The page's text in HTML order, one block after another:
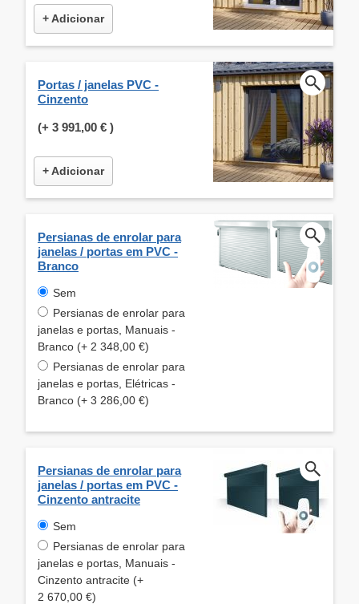
+ Adicionar
Portas / janelas PVC -
Cinzento
(+ 3 991,00 € )
+ Adicionar
Persianas de enrolar para
janelas / portas em PVC -
Branco
Sem
Persianas de enrolar para
janelas e portas, Manuais -
Branco (+ 2 348,00 €)
Persianas de enrolar para
janelas e portas, Elétricas -
Branco (+ 3 286,00 €)
Persianas de enrolar para
janelas / portas em PVC -
Cinzento antracite
Sem
Persianas de enrolar para
janelas e portas, Manuais -
Cinzento antracite (+
2 670,00 €)